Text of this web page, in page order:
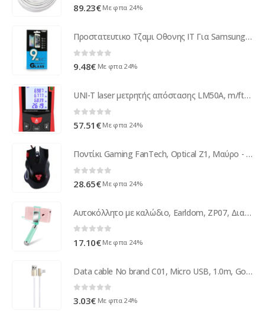
0 out of 5
89.23€ Με φπα 24%
Προστατευτικο Τζαμι Οθονης IT Για Samsung J320 Galaxy J3 2016
0 out of 5
9.48€ Με φπα 24%
UNI-T laser μετρητής απόστασης LM50A, m/ft/in, 50m
0 out of 5
57.51 € Με φπα 24%
Ποντίκι Gaming FanTech, Optical Z1, Μαύρο - 945
28.65€ Με φπα 24%
Αυτοκόλλητο με καλώδιο, Earldom, ZP07, Διαφορετικά χρώματα - 17288
17.10€ Με φπα 24%
Data cable No brand C01, Micro USB, 1.0m, Gold - 14974
0 out of 5
3.03€ Με φπα 24%